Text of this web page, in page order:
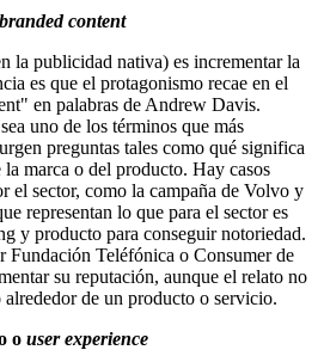
branded content
la publicidad nativa) es incrementar la
es que el protagonismo recae en el
en palabras de Andrew Davis.
uno de los términos que más
preguntas tales como qué significa
marca o del producto. Hay casos
el sector, como la campaña de Volvo y
representan lo que para el sector es
y producto para conseguir notoriedad.
Fundación Teléfónica o Consumer de
su reputación, aunque el relato no
alrededor de un producto o servicio.
o user experience